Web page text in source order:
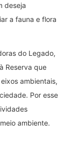
deseja
a fauna e flora
do Legado,
Reserva que
ambientais,
Por esse
ambiente.